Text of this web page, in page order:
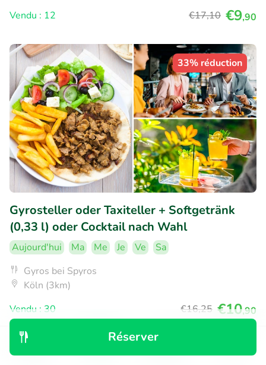
Réserver
Vendu : 12
€17,10 €9,90
33% réduction
Gyrosteller oder Taxiteller + Softgetränk
(0,33 l) oder Cocktail nach Wahl
Aujourd'hui Ma Me Je Ve
Sa
Gyros bei Spyros
Köln (3km)
Vendu : 30
€16,25 €10,90
42% réduction